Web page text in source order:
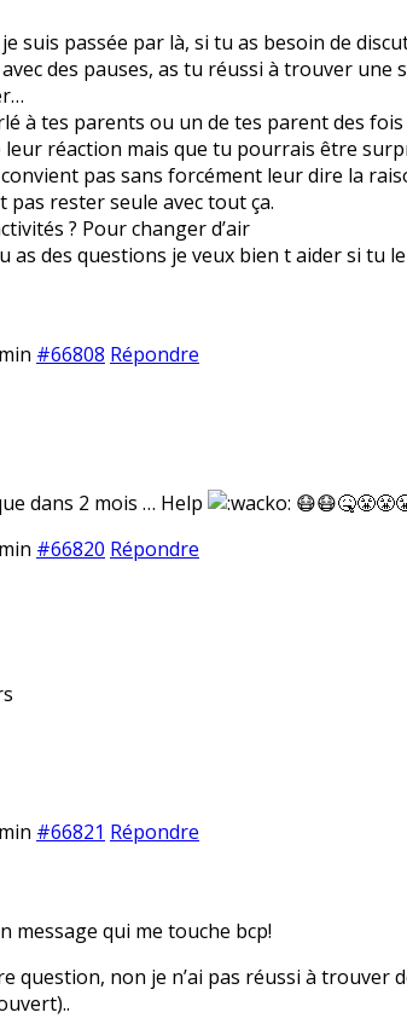
suis passée par là, si tu as besoin de
des pauses, as tu réussi à trouver
à tes parents ou un de tes parent des
réaction mais que tu pourrais être
pas sans forcément leur dire la
pas rester seule avec tout ça.
? Pour changer d’air
as des questions je veux bien t aider si tu
#66808 Répondre
dans 2 mois … Help
#66820 Répondre
#66821 Répondre
qui me touche bcp!
question, non je n’ai pas réussi à